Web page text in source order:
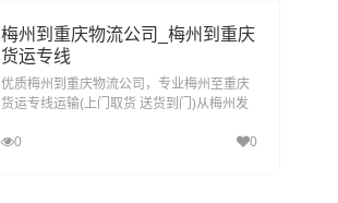
梅州到重庆物流公司_梅州到重庆
货运专线
优质梅州到重庆物流公司，专业梅州至重庆
货运专线运输(上门取货 送货到门)从梅州发
州到重庆直达物流专线
0 0